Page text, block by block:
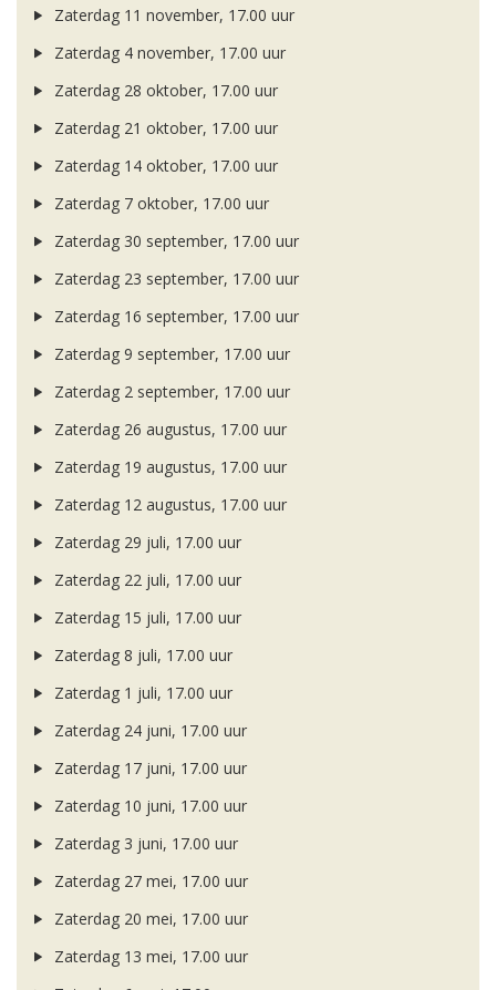
Zaterdag 11 november, 17.00 uur
Zaterdag 4 november, 17.00 uur
Zaterdag 28 oktober, 17.00 uur
Zaterdag 21 oktober, 17.00 uur
Zaterdag 14 oktober, 17.00 uur
Zaterdag 7 oktober, 17.00 uur
Zaterdag 30 september, 17.00 uur
Zaterdag 23 september, 17.00 uur
Zaterdag 16 september, 17.00 uur
Zaterdag 9 september, 17.00 uur
Zaterdag 2 september, 17.00 uur
Zaterdag 26 augustus, 17.00 uur
Zaterdag 19 augustus, 17.00 uur
Zaterdag 12 augustus, 17.00 uur
Zaterdag 29 juli, 17.00 uur
Zaterdag 22 juli, 17.00 uur
Zaterdag 15 juli, 17.00 uur
Zaterdag 8 juli, 17.00 uur
Zaterdag 1 juli, 17.00 uur
Zaterdag 24 juni, 17.00 uur
Zaterdag 17 juni, 17.00 uur
Zaterdag 10 juni, 17.00 uur
Zaterdag 3 juni, 17.00 uur
Zaterdag 27 mei, 17.00 uur
Zaterdag 20 mei, 17.00 uur
Zaterdag 13 mei, 17.00 uur